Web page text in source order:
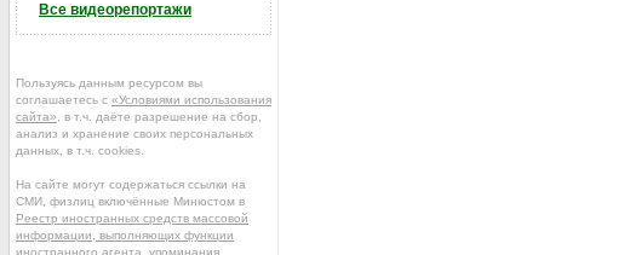
Все видеорепортажи
Пользуясь данным ресурсом вы
соглашаетесь с «Условиями использования
сайта» , в т.ч. даёте разрешение на сбор,
анализ и хранение своих персональных
данных, в т.ч. cookies.
На сайте могут содержаться ссылки на
СМИ, физлиц включённые Минюстом в
Реестр иностранных средств массовой
информации, выполняющих функции
иностранного агента , упоминания